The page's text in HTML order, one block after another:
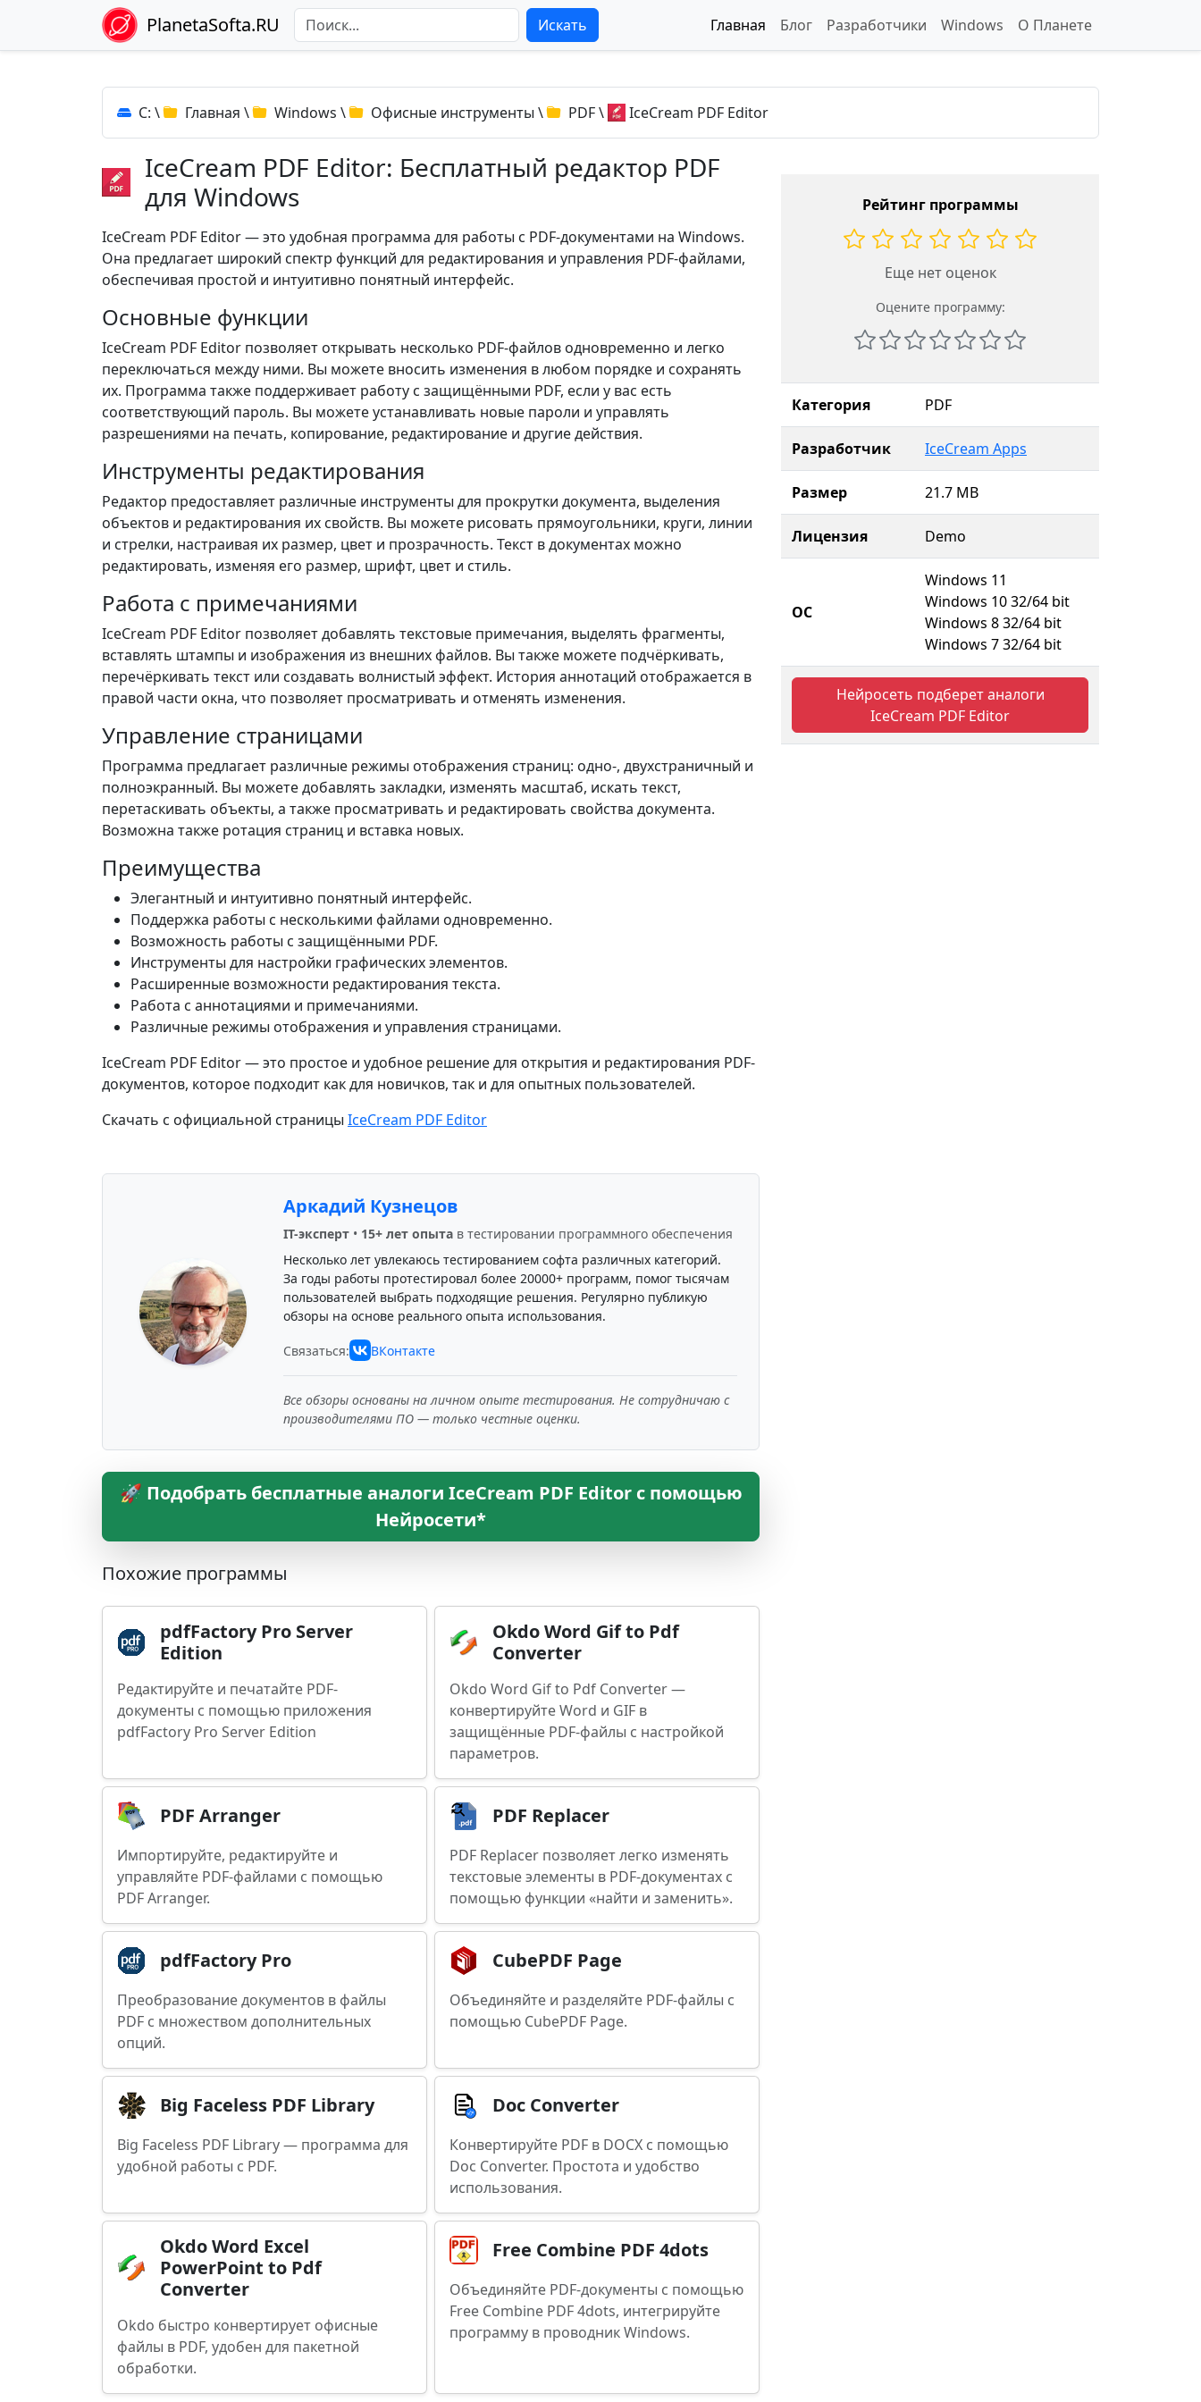
PlanetaSofta.RU Искать Главная Блог Разработчики Windows О Планете
C: \ Главная \ Windows \ Офисные инструменты \ PDF\ IceCream PDF Editor
IceCream PDF Editor: Бесплатный редактор PDF
для Windows
IceCream PDF Editor — это удобная программа для работы с PDF-документами на Windows.
Она предлагает широкий спектр функций для редактирования и управления PDF-файлами,
обеспечивая простой и интуитивно понятный интерфейс.
Основные функции
IceCream PDF Editor позволяет открывать несколько PDF-файлов одновременно и легко
переключаться между ними. Вы можете вносить изменения в любом порядке и сохранять
их. Программа также поддерживает работу с защищёнными PDF, если у вас есть
соответствующий пароль. Вы можете устанавливать новые пароли и управлять
разрешениями на печать, копирование, редактирование и другие действия.
Инструменты редактирования
Редактор предоставляет различные инструменты для прокрутки документа, выделения
объектов и редактирования их свойств. Вы можете рисовать прямоугольники, круги, линии
и стрелки, настраивая их размер, цвет и прозрачность. Текст в документах можно
редактировать, изменяя его размер, шрифт, цвет и стиль.
Работа с примечаниями
IceCream PDF Editor позволяет добавлять текстовые примечания, выделять фрагменты,
вставлять штампы и изображения из внешних файлов. Вы также можете подчёркивать,
перечёркивать текст или создавать волнистый эффект. История аннотаций отображается в
правой части окна, что позволяет просматривать и отменять изменения.
Управление страницами
Программа предлагает различные режимы отображения страниц: одно-, двухстраничный и
полноэкранный. Вы можете добавлять закладки, изменять масштаб, искать текст,
перетаскивать объекты, а также просматривать и редактировать свойства документа.
Возможна также ротация страниц и вставка новых.
Преимущества
Элегантный и интуитивно понятный интерфейс.
Поддержка работы с несколькими файлами одновременно.
Возможность работы с защищёнными PDF.
Инструменты для настройки графических элементов.
Расширенные возможности редактирования текста.
Работа с аннотациями и примечаниями.
Различные режимы отображения и управления страницами.
IceCream PDF Editor — это простое и удобное решение для открытия и редактирования PDF-
документов, которое подходит как для новичков, так и для опытных пользователей.
Скачать с официальной страницы IceCream PDF Editor
Аркадий Кузнецов
IT-эксперт• 15+ лет опытав тестировании программного обеспечения
Несколько лет увлекаюсь тестированием софта различных категорий.
За годы работы протестировал более 20000+ программ, помог тысячам
пользователей выбрать подходящие решения. Регулярно публикую
обзоры на основе реального опыта использования.
Связаться: ВКонтакте
Все обзоры основаны на личном опыте тестирования. Не сотрудничаю с
производителями ПО — только честные оценки.
🚀 Подобрать бесплатные аналоги IceCream PDF Editor с помощью
Нейросети*
Похожие программы
pdfFactory Pro Server
Edition
Редактируйте и печатайте PDF-
документы с помощью приложения
pdfFactory Pro Server Edition
Okdo Word Gif to Pdf
Converter
Okdo Word Gif to Pdf Converter —
конвертируйте Word и GIF в
защищённые PDF-файлы с настройкой
параметров.
PDF Arranger
Импортируйте, редактируйте и
управляйте PDF-файлами с помощью
PDF Arranger.
PDF Replacer
PDF Replacer позволяет легко изменять
текстовые элементы в PDF-документах с
помощью функции «найти и заменить».
pdfFactory Pro
Преобразование документов в файлы
PDF с множеством дополнительных
опций.
CubePDF Page
Объединяйте и разделяйте PDF-файлы с
помощью CubePDF Page.
Big Faceless PDF Library
Big Faceless PDF Library — программа для
удобной работы с PDF.
Doc Converter
Конвертируйте PDF в DOCX с помощью
Doc Converter. Простота и удобство
использования.
Okdo Word Excel
PowerPoint to Pdf
Converter
Okdo быстро конвертирует офисные
файлы в PDF, удобен для пакетной
обработки.
Free Combine PDF 4dots
Объединяйте PDF-документы с помощью
Free Combine PDF 4dots, интегрируйте
программу в проводник Windows.
Рейтинг программы
Еще нет оценок
Оцените программу:
Категория PDF
Разработчик IceCream Apps
Размер 21.7 MB
Лицензия Demo
ОС
Windows 11
Windows 10 32/64 bit
Windows 8 32/64 bit
Windows 7 32/64 bit
Нейросеть подберет аналоги
IceCream PDF Editor